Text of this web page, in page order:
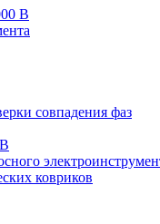
В
совпадения фаз
ковриков